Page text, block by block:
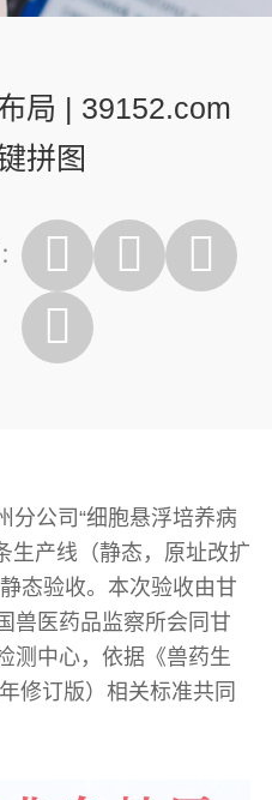
局 | 39152.com
拼图
分公司 “细胞悬浮培养病
生产线（静态，原址改扩
静态验收。本次验收由甘
兽医药品监察所会同甘
测中心，依据《兽药生
修订版）相关标准共同